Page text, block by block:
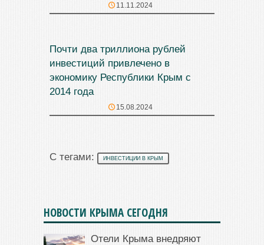
11.11.2024
Почти два триллиона рублей
инвестиций привлечено в
экономику Республики Крым с
2014 года
15.08.2024
С тегами: ИНВЕСТИЦИИ В КРЫМ
НОВОСТИ КРЫМА СЕГОДНЯ
Отели Крыма внедряют